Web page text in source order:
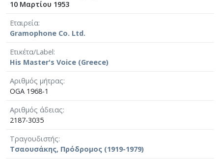
10 Μαρτίου 1953
Εταιρεία
Gramophone Co. Ltd.
Ετικέτα/Label
His Master's Voice (Greece)
Αριθμός μήτρας
OGA 1968-1
Αριθμός άδειας
2187-3035
Τραγουδιστής
Τσαουσάκης, Πρόδρομος (1919-1979)